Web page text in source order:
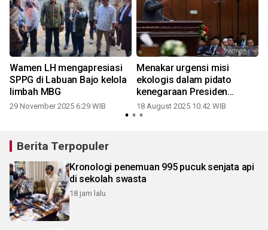
Wamen LH mengapresiasi
SPPG di Labuan Bajo kelola
limbah MBG
29 November 2025 6:29 WIB
Menakar urgensi misi
ekologis dalam pidato
kenegaraan Presiden
Prabowo
18 August 2025 10:42 WIB
Berita Terpopuler
Kronologi penemuan 995 pucuk senjata api
di sekolah swasta
18 jam lalu